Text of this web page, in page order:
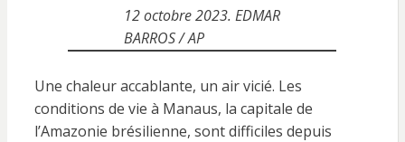
12 octobre 2023. EDMAR
BARROS / AP
Une chaleur accablante, un air vicié. Les
conditions de vie à Manaus, la capitale de
l’Amazonie brésilienne, sont difficiles depuis